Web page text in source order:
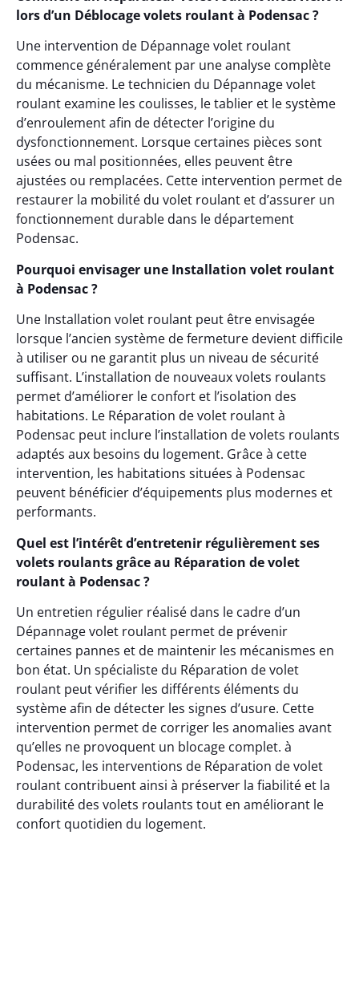
lors d’un Déblocage volets roulant à Podensac ?
Une intervention de Dépannage volet roulant
commence généralement par une analyse complète
du mécanisme. Le technicien du Dépannage volet
roulant examine les coulisses, le tablier et le système
d’enroulement afin de détecter l’origine du
dysfonctionnement. Lorsque certaines pièces sont
usées ou mal positionnées, elles peuvent être
ajustées ou remplacées. Cette intervention permet de
restaurer la mobilité du volet roulant et d’assurer un
fonctionnement durable dans le département
Podensac.
Pourquoi envisager une Installation volet roulant
à Podensac ?
Une Installation volet roulant peut être envisagée
lorsque l’ancien système de fermeture devient difficile
à utiliser ou ne garantit plus un niveau de sécurité
suffisant. L’installation de nouveaux volets roulants
permet d’améliorer le confort et l’isolation des
habitations. Le Réparation de volet roulant à
Podensac peut inclure l’installation de volets roulants
adaptés aux besoins du logement. Grâce à cette
intervention, les habitations situées à Podensac
peuvent bénéficier d’équipements plus modernes et
performants.
Quel est l’intérêt d’entretenir régulièrement ses
volets roulants grâce au Réparation de volet
roulant à Podensac ?
Un entretien régulier réalisé dans le cadre d’un
Dépannage volet roulant permet de prévenir
certaines pannes et de maintenir les mécanismes en
bon état. Un spécialiste du Réparation de volet
roulant peut vérifier les différents éléments du
système afin de détecter les signes d’usure. Cette
intervention permet de corriger les anomalies avant
qu’elles ne provoquent un blocage complet. à
Podensac, les interventions de Réparation de volet
roulant contribuent ainsi à préserver la fiabilité et la
durabilité des volets roulants tout en améliorant le
confort quotidien du logement.